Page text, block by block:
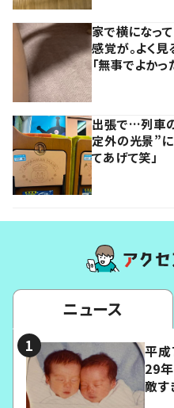
家で横になっ
感覚が。よく見
「無事でよかっ
出張で…列車
定外の光景”に
てあげて笑」
ニュース
平
29
敵す